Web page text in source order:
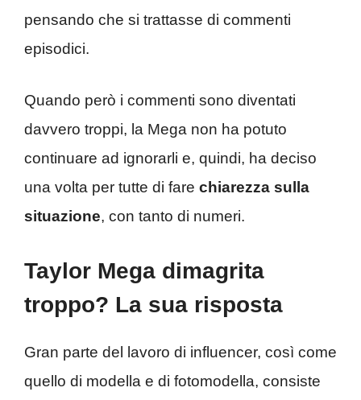
pensando che si trattasse di commenti
episodici.
Quando però i commenti sono diventati
davvero troppi, la Mega non ha potuto
continuare ad ignorarli e, quindi, ha deciso
una volta per tutte di fare chiarezza sulla
situazione, con tanto di numeri.
Taylor Mega dimagrita
troppo? La sua risposta
Gran parte del lavoro di influencer, così come
quello di modella e di fotomodella, consiste